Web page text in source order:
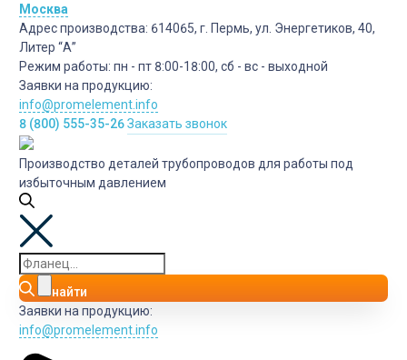
Москва
Адрес производства: 614065, г. Пермь, ул. Энергетиков, 40,
Литер “А”
Режим работы: пн - пт 8:00-18:00, сб - вс - выходной
Заявки на продукцию:
info@promelement.info
8 (800) 555-35-26Заказать звонок
Производство деталей трубопроводов для работы под
избыточным давлением
найти
Заявки на продукцию:
info@promelement.info